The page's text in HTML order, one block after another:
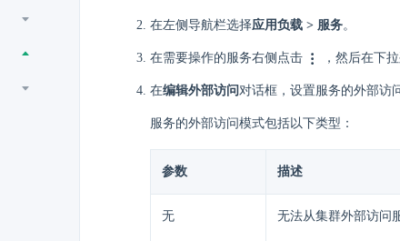
在左侧导航栏选择应用负载 > 服务。
在需要操作的服务右侧点击 ，然后在下
在编辑外部访问对话框，设置服务的外部访
服务的外部访问模式包括以下类型：
参数 描述
无 无法从集群外部访问